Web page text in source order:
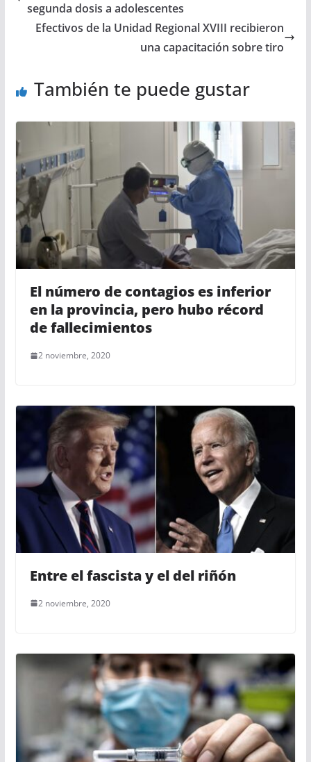
segunda dosis a adolescentes
Efectivos de la Unidad Regional XVIII recibieron
una capacitación sobre tiro
También te puede gustar
El número de contagios es inferior
en la provincia, pero hubo récord
de fallecimientos
2 noviembre, 2020
Entre el fascista y el del riñón
2 noviembre, 2020